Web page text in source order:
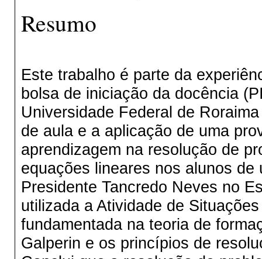
Resumo
Este trabalho é parte da
bolsa de iniciação da docência
Universidade Federal de
de aula e a aplicação de uma
aprendizagem na resolução de
equações lineares nos alunos
Presidente Tancredo Neves no
utilizada a Atividade de
fundamentada na teoria de
Galperin e os princípios de